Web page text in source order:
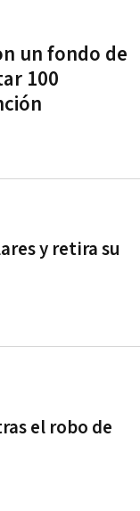
un fondo de
100
y retira su
el robo de